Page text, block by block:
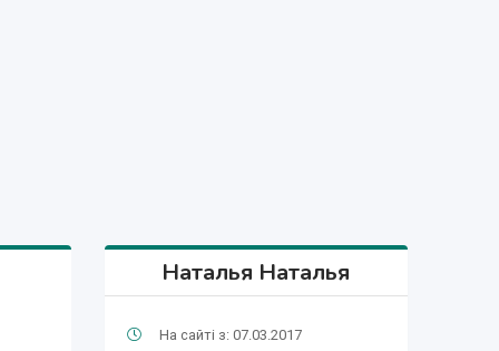
Наталья Наталья
На сайті з: 07.03.2017